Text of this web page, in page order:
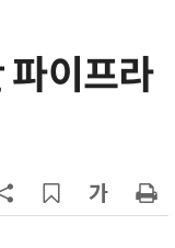
이프라
관 고위험 판정”…정
읽는 '광반도체 BCI